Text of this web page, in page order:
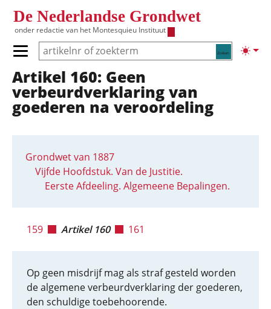
De Nederlandse Grondwet
onder redactie van het Montesquieu Instituut
Zoeken
Primair menu tonen/verbergen
Hoofdnavigatie
Artikel 160: Geen
verbeurdverklaring van
goederen na veroordeling
Grondwet van 1887
Vijfde Hoofdstuk. Van de Justitie.
Eerste Afdeeling. Algemeene Bepalingen.
159 Artikel 160 161
Op geen misdrijf mag als straf gesteld worden
de algemene verbeurdverklaring der goederen,
den schuldige toebehoorende.